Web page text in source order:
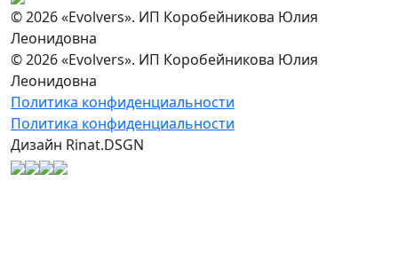
© 2026 «Evolvers». ИП Коробейникова Юлия
Леонидовна
© 2026 «Evolvers». ИП Коробейникова Юлия
Леонидовна
Политика конфиденциальности
Политика конфиденциальности
Дизайн Rinat.DSGN